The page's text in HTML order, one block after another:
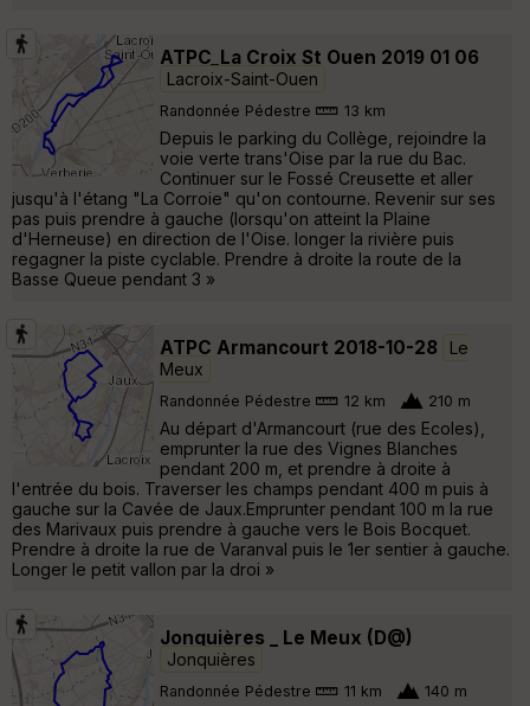
ATPC_La Croix St Ouen 2019 01 06
Lacroix-Saint-Ouen
Randonnée Pédestre 13 km
Depuis le parking du Collège, rejoindre la
voie verte trans'Oise par la rue du Bac.
Continuer sur le Fossé Creusette et aller
jusqu'à l'étang "La Corroie" qu'on contourne. Revenir sur ses
pas puis prendre à gauche (lorsqu'on atteint la Plaine
d'Herneuse) en direction de l'Oise. longer la rivière puis
regagner la piste cyclable. Prendre à droite la route de la
Basse Queue pendant 3 »
ATPC Armancourt 2018-10-28
Le
Meux
Randonnée Pédestre 12 km 210 m
Au départ d'Armancourt (rue des Ecoles),
emprunter la rue des Vignes Blanches
pendant 200 m, et prendre à droite à
l'entrée du bois. Traverser les champs pendant 400 m puis à
gauche sur la Cavée de Jaux.Emprunter pendant 100 m la rue
des Marivaux puis prendre à gauche vers le Bois Bocquet.
Prendre à droite la rue de Varanval puis le 1er sentier à gauche.
Longer le petit vallon par la droi »
Jonquières _ Le Meux (D@)
Jonquières
Randonnée Pédestre 11 km 140 m